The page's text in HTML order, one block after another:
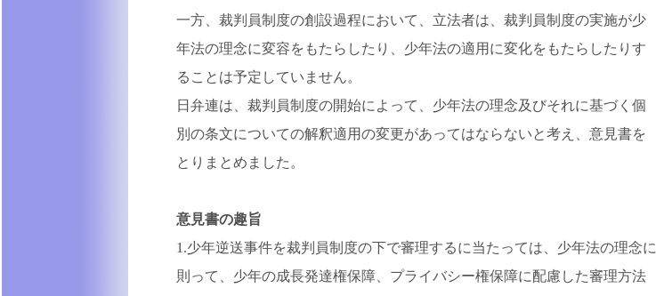
一方、裁判員制度の創設過程において、立法者は、裁判員制度の実施が少
年法の理念に変容をもたらしたり、少年法の適用に変化をもたらしたりす
ることは予定していません。
日弁連は、裁判員制度の開始によって、少年法の理念及びそれに基づく個
別の条文についての解釈適用の変更があってはならないと考え、意見書を
とりまとめました。
意見書の趣旨
1.少年逆送事件を裁判員制度の下で審理するに当たっては、少年法の理念に
則って、少年の成長発達権保障、プライバシー権保障に配慮した審理方法